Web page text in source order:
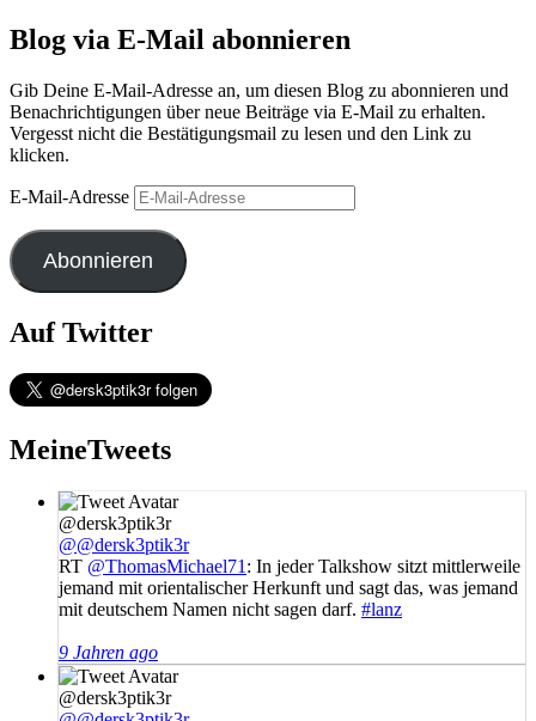
Blog via E-Mail abonnieren
Gib Deine E-Mail-Adresse an, um diesen Blog zu abonnieren und
Benachrichtigungen über neue Beiträge via E-Mail zu erhalten.
Vergesst nicht die Bestätigungsmail zu lesen und den Link zu
klicken.
E-Mail-Adresse
Abonnieren
Auf Twitter
MeineTweets
@dersk3ptik3r
@@dersk3ptik3r
RT @ThomasMichael71 : In jeder Talkshow sitzt mittlerweile
jemand mit orientalischer Herkunft und sagt das, was jemand
mit deutschem Namen nicht sagen darf. #lanz
9 Jahren ago
@dersk3ptik3r